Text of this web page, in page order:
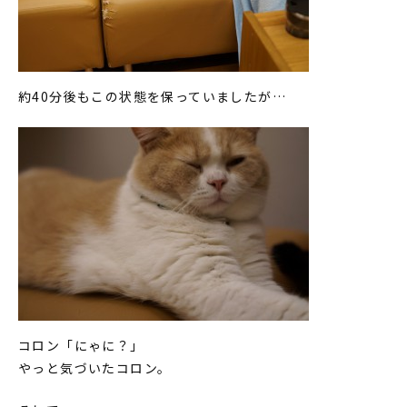
約40分後もこの状態を保っていましたが…
コロン「にゃに？」
やっと気づいたコロン。